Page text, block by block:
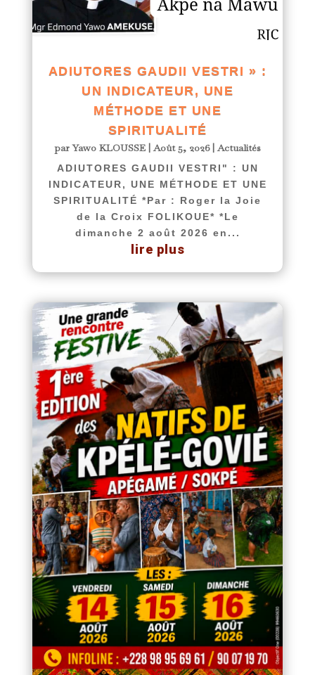
ADIUTORES GAUDII VESTRI » :
UN INDICATEUR, UNE
MÉTHODE ET UNE
SPIRITUALITÉ
parYawo KLOUSSE|Août 5, 2026|Actualités
ADIUTORES GAUDII VESTRI" : UN
INDICATEUR, UNE MÉTHODE ET UNE
SPIRITUALITÉ *Par : Roger la Joie
de la Croix FOLIKOUE* *Le
dimanche 2 août 2026 en...
lire plus